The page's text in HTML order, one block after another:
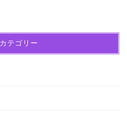
カテゴリー